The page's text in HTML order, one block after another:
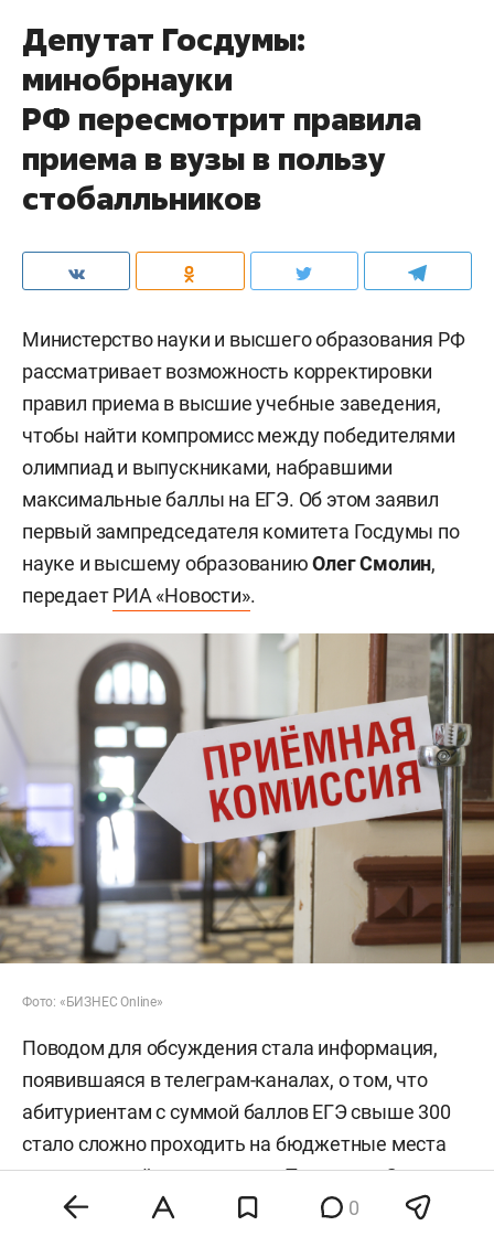
Депутат Госдумы:
минобрнауки
РФ пересмотрит правила
приема в вузы в пользу
стобалльников
Министерство науки и высшего образования РФ
рассматривает возможность корректировки
правил приема в высшие учебные заведения,
чтобы найти компромисс между победителями
олимпиад и выпускниками, набравшими
максимальные баллы на ЕГЭ. Об этом заявил
первый зампредседателя комитета Госдумы по
науке и высшему образованиюОлег Смолин,
передаетРИА «Новости».
Фото: «БИЗНЕС Online»
Поводом для обсуждения стала информация,
появившаяся в телеграм-каналах, о том, что
абитуриентам с суммой баллов ЕГЭ свыше 300
стало сложно проходить на бюджетные места
из-за высокой конкуренции. По словам Смолина,
в Думе рассматривали различные сценарии
0